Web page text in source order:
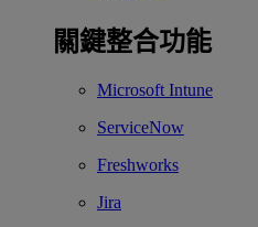
關鍵整合功能
Microsoft Intune
ServiceNow
Freshworks
Jira